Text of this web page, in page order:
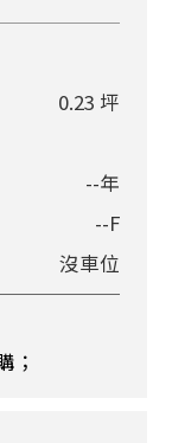
0.23 坪
--年
--F
沒車位
；